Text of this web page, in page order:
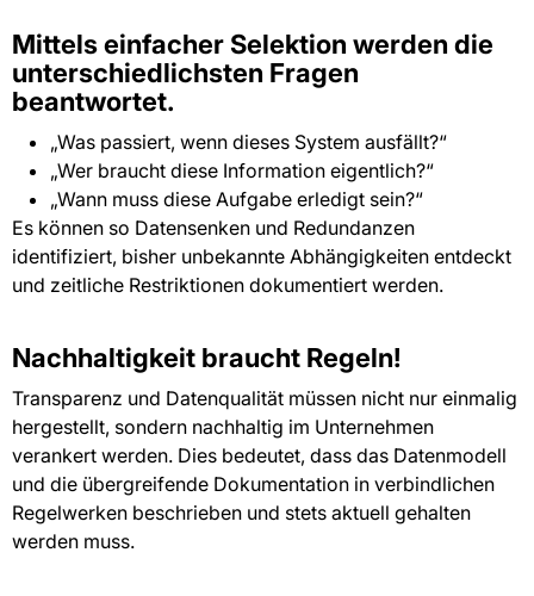
Mittels einfacher Selektion werden die
unterschiedlichsten Fragen
beantwortet.
„Was passiert, wenn dieses System ausfällt?“
„Wer braucht diese Information eigentlich?“
„Wann muss diese Aufgabe erledigt sein?“
Es können so Datensenken und Redundanzen
identifiziert, bisher unbekannte Abhängigkeiten entdeckt
und zeitliche Restriktionen dokumentiert werden.
Nachhaltigkeit braucht Regeln!
Transparenz und Datenqualität müssen nicht nur einmalig
hergestellt, sondern nachhaltig im Unternehmen
verankert werden. Dies bedeutet, dass das Datenmodell
und die übergreifende Dokumentation in verbindlichen
Regelwerken beschrieben und stets aktuell gehalten
werden muss.